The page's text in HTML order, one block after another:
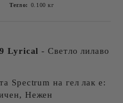
Тегло: 0.100 кг
Lyrical - Светло лилаво
Spectrum на гел лак е:
Нежен